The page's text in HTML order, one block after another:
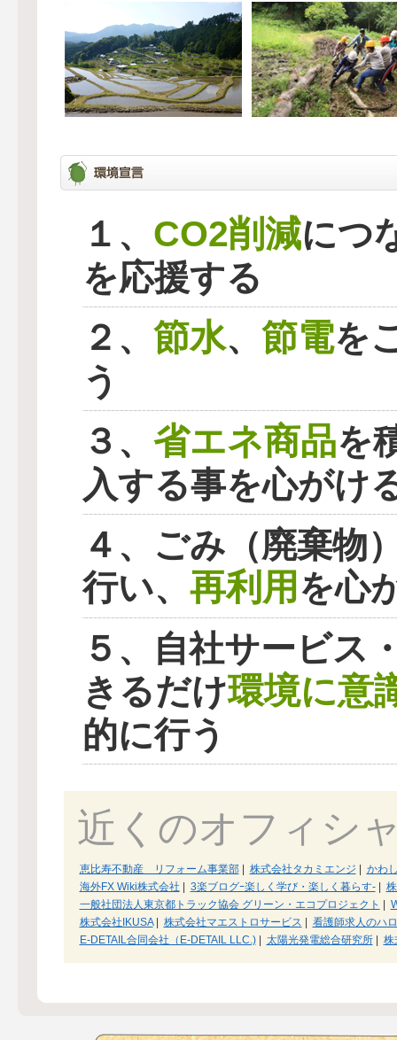
１、 CO2削減につ
を応援する
２、 節水、 節電を
う
３、 省エネ商品を
入する事を心がけ
４、ごみ（廃棄物
行い、 再利用を心
５、自社サービス
きるだけ環境に意
的に行う
近くのオフィシ
恵比寿不動産 リフォーム事業部| 株式会社タカミエンジ
かわ
海外FX Wiki株式会社
3楽ブログｰ楽しく学び・楽しく暮らす-|
一般社団法人東京都トラック協会 グリーン・エコプロジェクト
株式会社IKUSA| 株式会社マエストロサービス
看護師求人のハ
E-DETAIL合同会社（E-DETAIL LLC.)| 太陽光発電総合研究所| 株